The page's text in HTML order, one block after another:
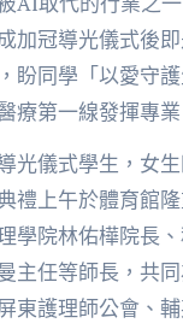
加冠導光儀式後
盼同學「以愛守
療第一線發揮專
光儀式學生，女
禮上午於體育館
學院林佑樺院長
主任等師長，共
東護理師公會、輔